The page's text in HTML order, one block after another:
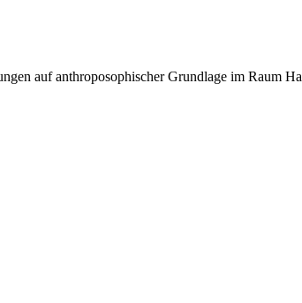
auf anthroposophischer Grundlage im Raum